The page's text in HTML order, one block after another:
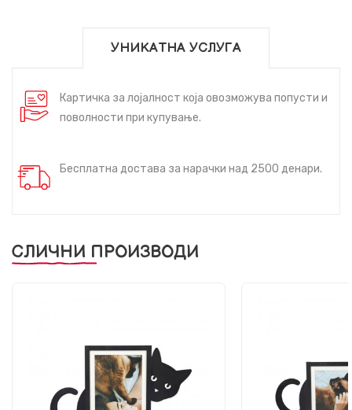
УНИКАТНА УСЛУГА
Картичка за лојалност која овозможува попусти и
поволности при купување.
Бесплатна достава за нарачки над 2500 денари.
СЛИЧНИ ПРОИЗВОДИ